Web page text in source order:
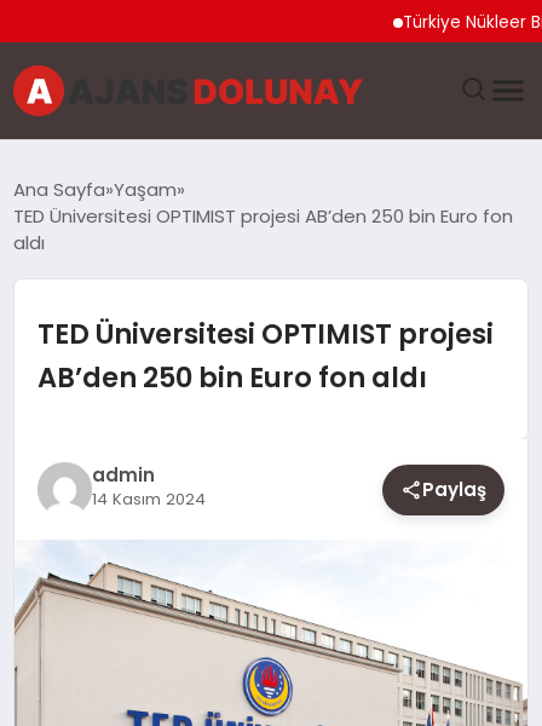
Türkiye Nükleer Bilim
EĞITIM
MAGAZIN
SAĞLIK
SIYASET
Ana Sayfa Yaşam
TED Üniversitesi OPTIMIST projesi AB’den 250 bin Euro fon
aldı
TED Üniversitesi OPTIMIST projesi
AB’den 250 bin Euro fon aldı
admin
14 Kasım 2024 Paylaş